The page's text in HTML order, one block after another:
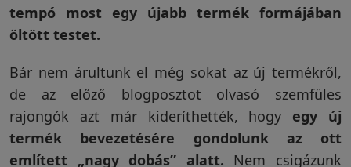
GPS
nyomkövetés
Kiegészítők
tempó most egy újabb termék formájában
öltött testet.
Bár nem árultunk el még sokat az új termékről,
de az előző blogposztot olvasó szemfüles
rajongók azt már kideríthették, hogy egy új
termék bevezetésére gondolunk az ott
említett „nagy dobás” alatt. Nem csigázunk